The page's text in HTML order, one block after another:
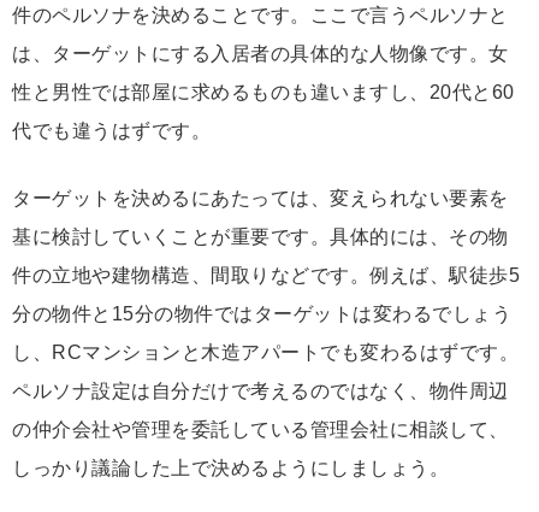
件のペルソナを決めることです。ここで言うペルソナと
は、ターゲットにする入居者の具体的な人物像です。女
性と男性では部屋に求めるものも違いますし、20代と60
代でも違うはずです。
ターゲットを決めるにあたっては、変えられない要素を
基に検討していくことが重要です。具体的には、その物
件の立地や建物構造、間取りなどです。例えば、駅徒歩5
分の物件と15分の物件ではターゲットは変わるでしょう
し、RCマンションと木造アパートでも変わるはずです。
ペルソナ設定は自分だけで考えるのではなく、物件周辺
の仲介会社や管理を委託している管理会社に相談して、
しっかり議論した上で決めるようにしましょう。